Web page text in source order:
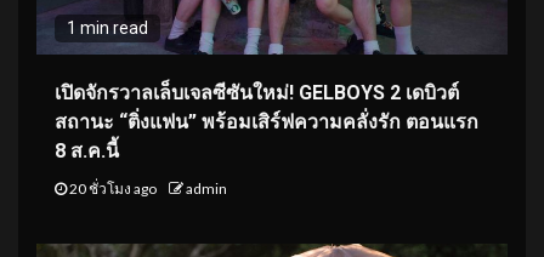
1 min read
เปิดจักรวาลเล็บเจลซีซันใหม่! GELBOYS 2 เดบิวต์
สถานะ “ติ่งแฟน” พร้อมเสิร์ฟความคลั่งรัก ตอนแรก
8 ส.ค.นี้
20 ชั่วโมง ago admin